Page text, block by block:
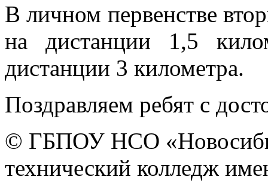
В личном первенстве
на дистанции 1,5
дистанции 3 километра.
Поздравляем ребят с
© ГБПОУ НСО
технический колледж